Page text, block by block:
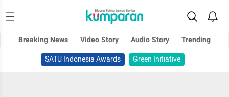
Breaking News Video Story Audio Story
Trending
SATU Indonesia Awards
Green Initiative